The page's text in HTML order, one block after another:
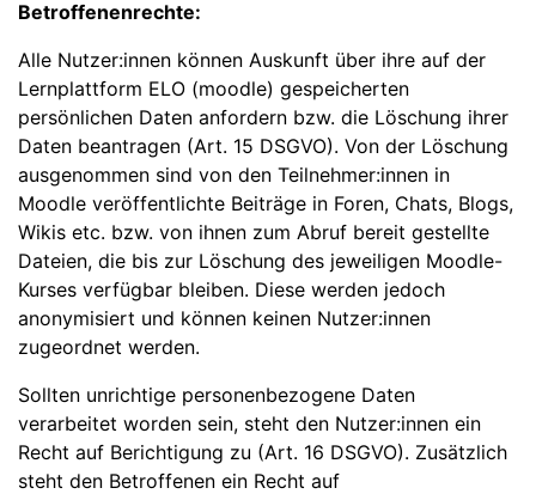
Betroffenenrechte:
Alle Nutzer:innen können Auskunft über ihre auf der
Lernplattform ELO (moodle) gespeicherten
persönlichen Daten anfordern bzw. die Löschung ihrer
Daten beantragen (Art. 15 DSGVO). Von der Löschung
ausgenommen sind von den Teilnehmer:innen in
Moodle veröffentlichte Beiträge in Foren, Chats, Blogs,
Wikis etc. bzw. von ihnen zum Abruf bereit gestellte
Dateien, die bis zur Löschung des jeweiligen Moodle-
Kurses verfügbar bleiben. Diese werden jedoch
anonymisiert und können keinen Nutzer:innen
zugeordnet werden.
Sollten unrichtige personenbezogene Daten
verarbeitet worden sein, steht den Nutzer:innen ein
Recht auf Berichtigung zu (Art. 16 DSGVO). Zusätzlich
steht den Betroffenen ein Recht auf